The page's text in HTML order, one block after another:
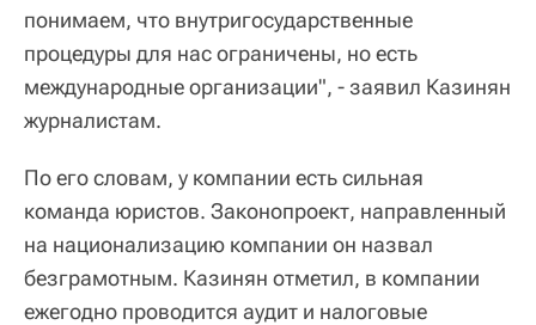
понимаем, что внутригосударственные
процедуры для нас ограничены, но есть
международные организации", - заявил Казинян
журналистам.
По его словам, у компании есть сильная
команда юристов. Законопроект, направленный
на национализацию компании он назвал
безграмотным. Казинян отметил, в компании
ежегодно проводится аудит и налоговые